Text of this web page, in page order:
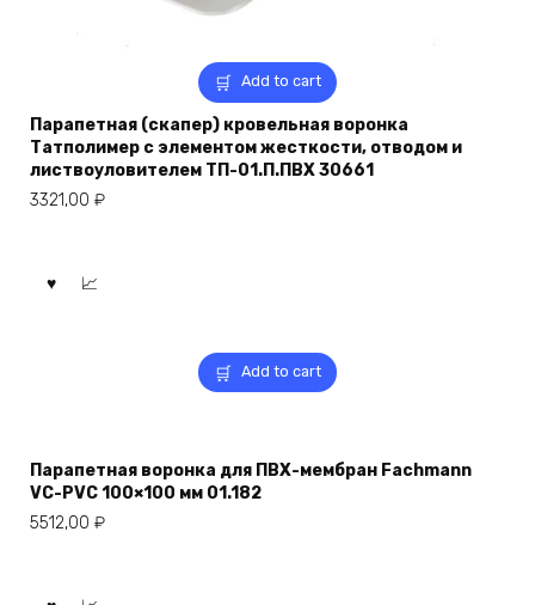
Add to cart
Парапетная (скапер) кровельная воронка
Татполимер с элементом жесткости, отводом и
листвоуловителем ТП-01.П.ПВХ 30661
3321,00 ₽
Add to cart
Парапетная воронка для ПВХ-мембран Fachmann
VC-PVC 100×100 мм 01.182
5512,00 ₽